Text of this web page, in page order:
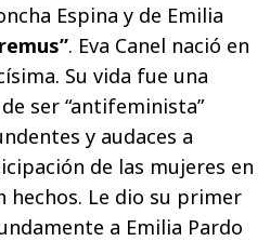
Espina y de Emilia
. Eva Canel nació en
Su vida fue una
ser “antifeminista”
y audaces a
de las mujeres en
hechos. Le dio su primer
a Emilia Pardo